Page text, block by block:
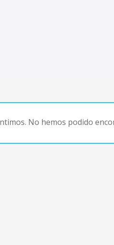
No hemos podido